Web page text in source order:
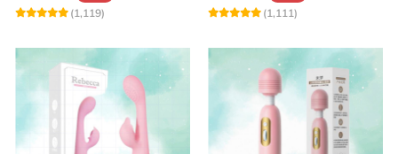
(1,119)
(1,111)